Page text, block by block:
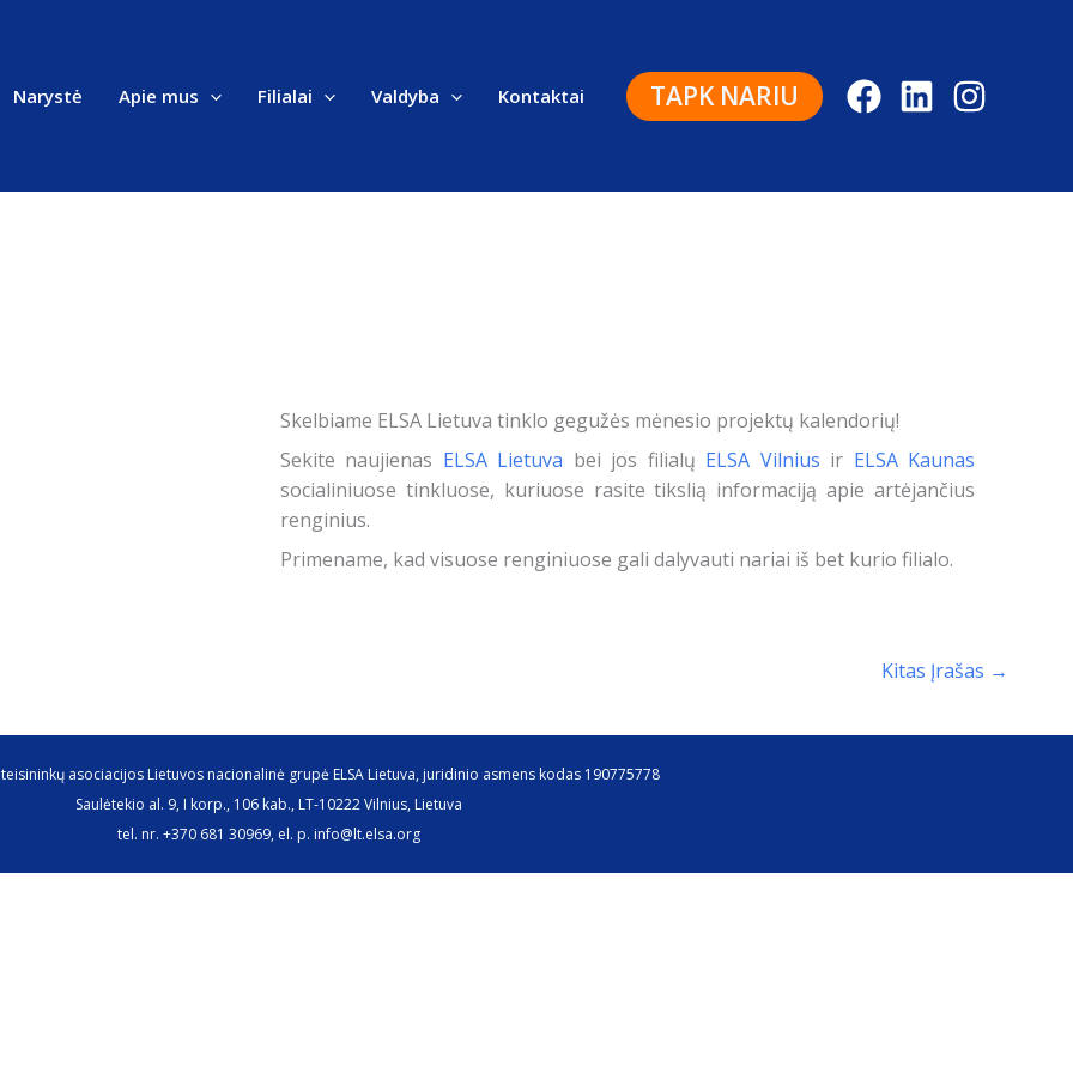
Narystė Apie mus Filialai Valdyba Kontaktai TAPK NARIU
Skelbiame ELSA Lietuva tinklo gegužės mėnesio projektų kalendorių!
Sekite naujienas ELSA Lietuva bei jos filialų ELSA Vilnius ir ELSA Kaunas
socialiniuose tinkluose, kuriuose rasite tikslią informaciją apie artėjančius
renginius.
Primename, kad visuose renginiuose gali dalyvauti nariai iš bet kurio filialo.
Kitas Įrašas →
asociacijos Lietuvos nacionalinė grupė ELSA Lietuva, juridinio asmens kodas 190775778
Saulėtekio al. 9, I korp., 106 kab., LT-10222 Vilnius, Lietuva
tel. nr. +370 681 30969, el. p. info@lt.elsa.org